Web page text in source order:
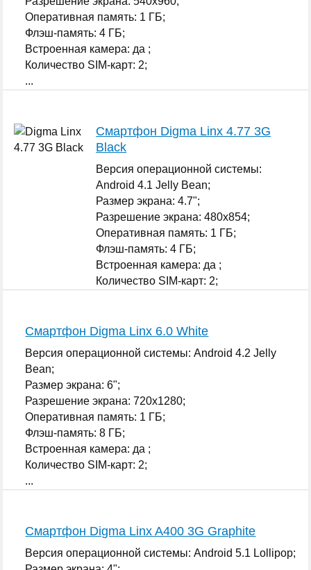
Оперативная память: 1 ГБ;
Флэш-память: 4 ГБ;
Встроенная камера: да ;
Количество SIM-карт: 2;
...
Смартфон Digma Linx 4.77 3G
Black
Версия операционной системы:
Android 4.1 Jelly Bean;
Размер экрана: 4.7";
Разрешение экрана: 480x854;
Оперативная память: 1 ГБ;
Флэш-память: 4 ГБ;
Встроенная камера: да ;
Количество SIM-карт: 2;
Смартфон Digma Linx 6.0 White
Версия операционной системы: Android 4.2 Jelly
Bean;
Размер экрана: 6";
Разрешение экрана: 720x1280;
Оперативная память: 1 ГБ;
Флэш-память: 8 ГБ;
Встроенная камера: да ;
Количество SIM-карт: 2;
...
Смартфон Digma Linx A400 3G Graphite
Версия операционной системы: Android 5.1 Lollipop;